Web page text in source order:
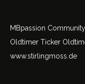
MBpassion
Oldtimer Ticker
www.stirlingmoss.de